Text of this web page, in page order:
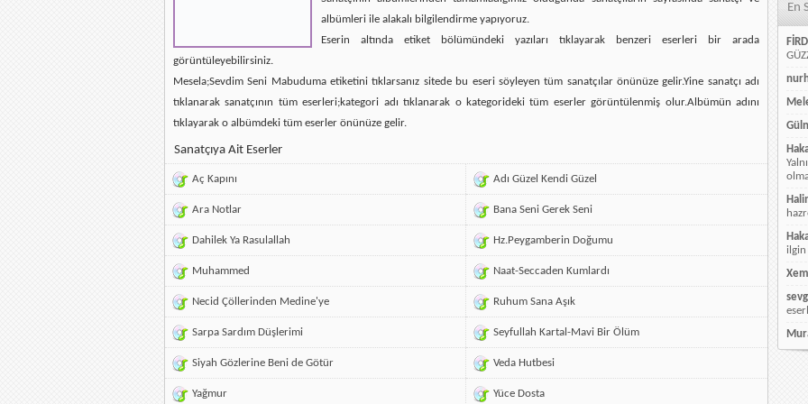
albümleri ile alakalı bilgilendirme yapıyoruz.
Eserin altında etiket bölümündeki yazıları tıklayarak benzeri eserleri bir arada
görüntüleyebilirsiniz.
Mesela;Sevdim Seni Mabuduma etiketini tıklarsanız sitede bu eseri söyleyen tüm sanatçılar önünüze gelir.Yine sanatçı adı
tıklanarak sanatçının tüm eserleri;kategori adı tıklanarak o kategorideki tüm eserler görüntülenmiş olur.Albümün adını
tıklayarak o albümdeki tüm eserler önünüze gelir.
Sanatçıya Ait Eserler
Aç Kapını Adı Güzel Kendi Güzel
Ara Notlar Bana Seni Gerek Seni
Dahilek Ya Rasulallah Hz.Peygamberin Doğumu
Muhammed Naat-Seccaden Kumlardı
Necid Çöllerinden Medine'ye Ruhum Sana Aşık
Sarpa Sardım Düşlerimi Seyfullah Kartal-Mavi Bir Ölüm
Siyah Gözlerine Beni de Götür Veda Hutbesi
Yağmur Yüce Dosta
En
ilgin